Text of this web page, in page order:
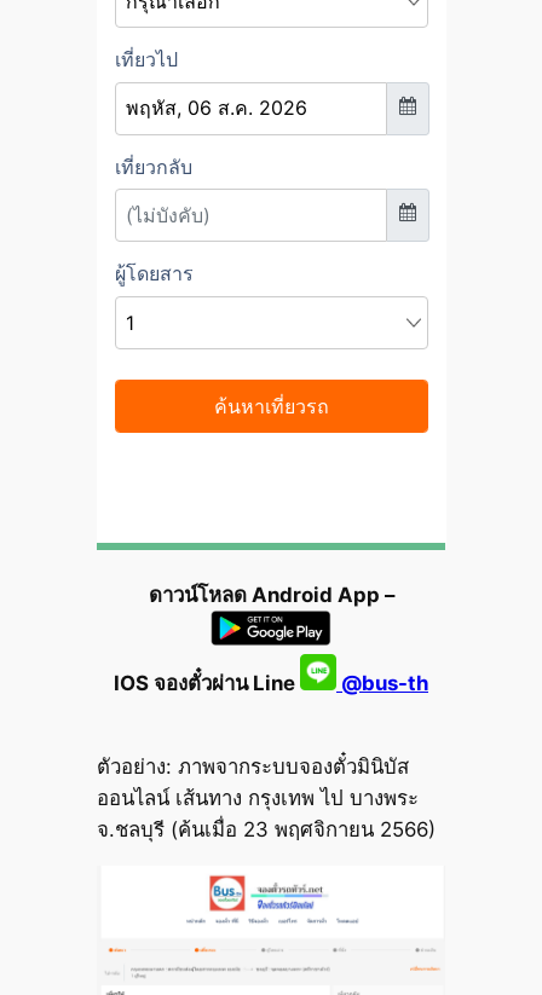
ดาวน์โหลด Android App –
IOS จองตั๋วผ่าน Line @bus-th
ตัวอย่าง: ภาพจากระบบจองตั๋วมินิบัส
ออนไลน์ เส้นทาง กรุงเทพ ไป บางพระ
จ.ชลบุรี (ค้นเมื่อ 23 พฤศจิกายน 2566)